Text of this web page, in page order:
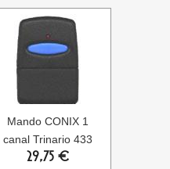
Mando CONIX 1
canal Trinario 433
29,75 €